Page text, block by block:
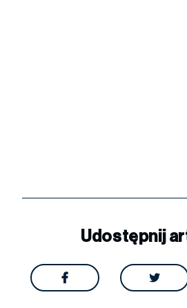
Udostępnij
 